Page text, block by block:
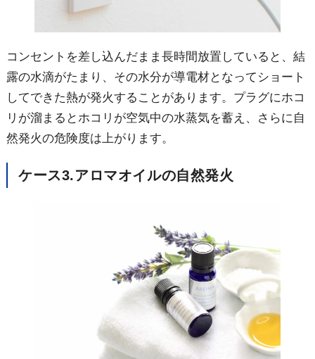
コンセントを差し込んだまま長時間放置していると、結
露の水滴がたまり、その水分が導電材となってショート
してできた熱が発火することがあります。プラグにホコ
リが溜まるとホコリが空気中の水蒸気を蓄え、さらに自
然発火の危険度は上がります。
ケース3.アロマオイルの自然発火